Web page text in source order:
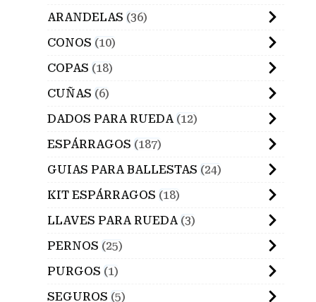
ARANDELAS 36
CONOS 10
COPAS 18
CUÑAS 6
DADOS PARA RUEDA 12
ESPÁRRAGOS 187
GUIAS PARA BALLESTAS 24
KIT ESPÁRRAGOS 18
LLAVES PARA RUEDA 3
PERNOS 25
PURGOS 1
SEGUROS 5